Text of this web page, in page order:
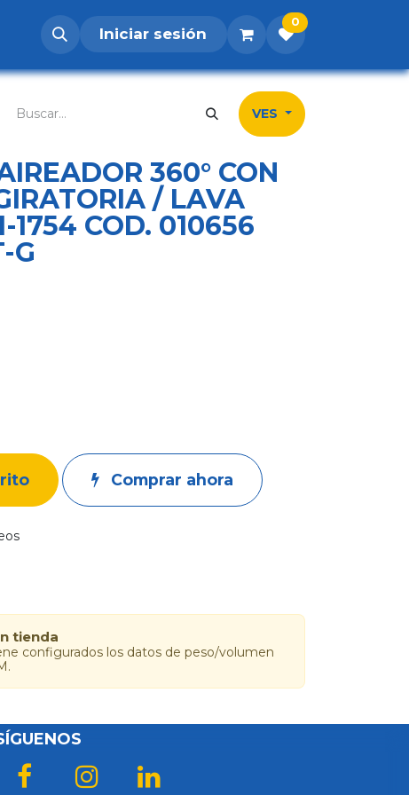
Postúlate Inicio Tienda
Iniciar sesión
0
VES
360° CON
/ LAVA
1754 COD. 010656
G
Comprar ahora
tienda
configurados los datos de peso/volumen